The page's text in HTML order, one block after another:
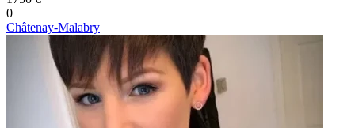
0
Châtenay-Malabry